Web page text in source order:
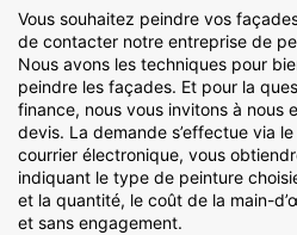
Vous souhaitez peindre vos
de contacter notre entreprise de
Nous avons les techniques pour
peindre les façades. Et pour la
finance, nous vous invitons à nous
devis. La demande s’effectue via
courrier électronique, vous
indiquant le type de peinture
et la quantité, le coût de la main-
et sans engagement.